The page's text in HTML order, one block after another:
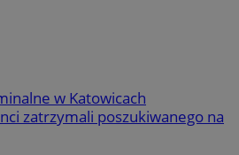
w Katowicach
zatrzymali poszukiwanego na